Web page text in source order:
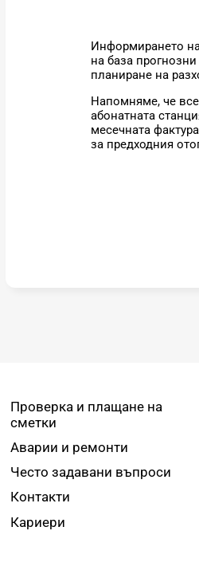
Информирането
на база
планиране на
Напомняме, че
абонатната
месечната
за предходния
Проверка и плащане на
сметки
Аварии и ремонти
Често задавани въпроси
Контакти
Кариери